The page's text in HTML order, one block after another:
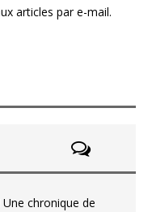
articles par e-mail.
chronique de